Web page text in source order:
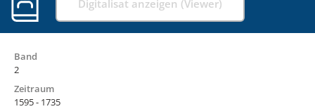
Digitalisat anzeigen (Viewer)
Band
2
Zeitraum
1595 - 1735